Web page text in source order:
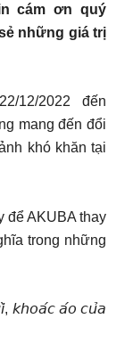
cám ơn quý
những giá trị
12/2022 đến
mang đến đổi
khó khăn tại
để AKUBA thay
trong những
𝘬𝘩𝘰𝘢́𝘤 𝘢́𝘰 𝘤𝘶̉𝘢